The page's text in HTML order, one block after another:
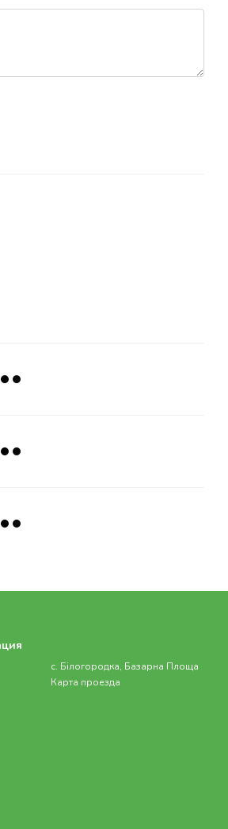
с. Білогородка, Базарна Площа
Карта проезда